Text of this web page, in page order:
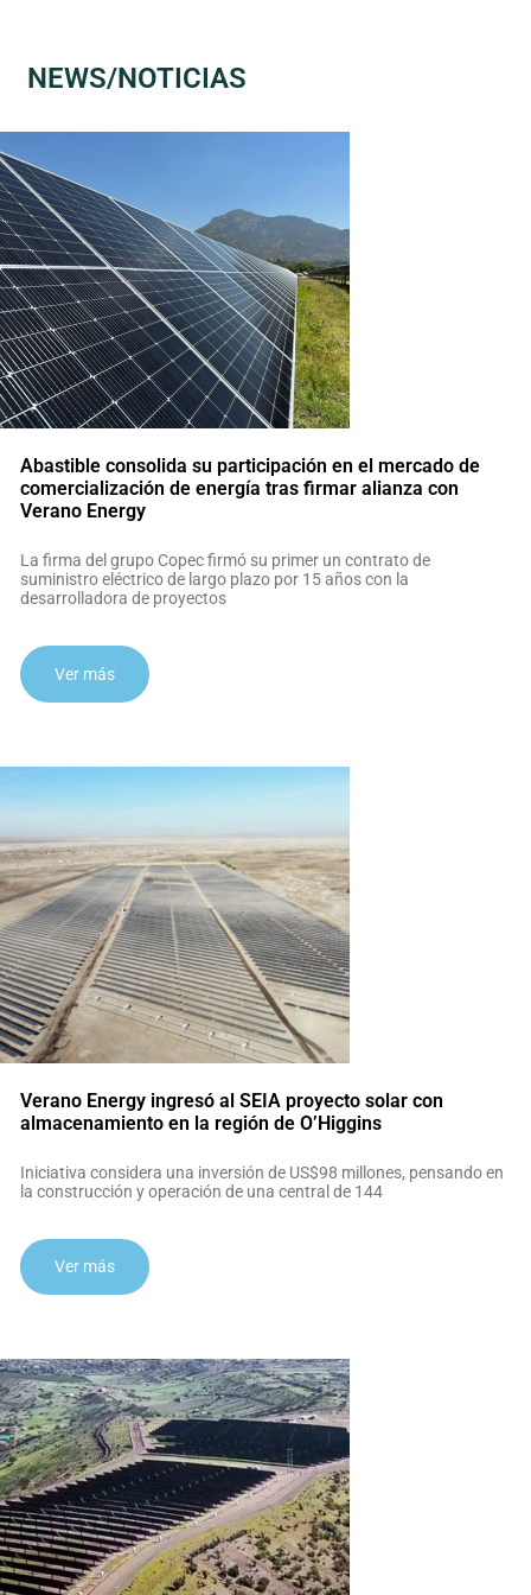
NEWS/NOTICIAS
Abastible consolida su participación en el mercado de
comercialización de energía tras firmar alianza con
Verano Energy
La firma del grupo Copec firmó su primer un contrato de
suministro eléctrico de largo plazo por 15 años con la
desarrolladora de proyectos
Ver más
Verano Energy ingresó al SEIA proyecto solar con
almacenamiento en la región de O’Higgins
Iniciativa considera una inversión de US$98 millones, pensando en
la construcción y operación de una central de 144
Ver más